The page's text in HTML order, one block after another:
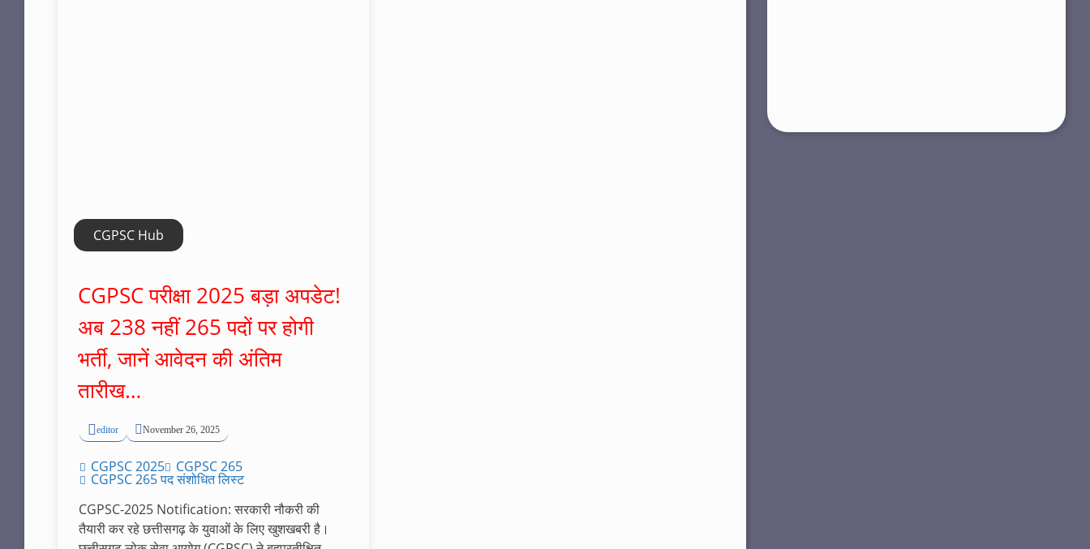
CGPSC Hub
CGPSC परीक्षा 2025 बड़ा अपडेट!
अब 238 नहीं 265 पदों पर होगी
भर्ती, जानें आवेदन की अंतिम
तारीख…
editor November 26, 2025
CGPSC 2025 CGPSC 265
CGPSC 265 पद संशोधित लिस्ट
CGPSC-2025 Notification: सरकारी नौकरी की
तैयारी कर रहे छत्तीसगढ़ के युवाओं के लिए खुशखबरी है।